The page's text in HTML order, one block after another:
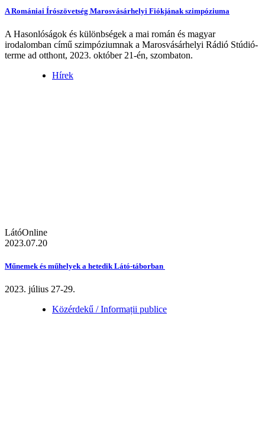
A Romániai Írószövetség Marosvásárhelyi Fiókjának szimpóziuma
A Hasonlóságok és különbségek a mai román és magyar
irodalomban című szimpóziumnak a Marosvásárhelyi Rádió Stúdió-
terme ad otthont, 2023. október 21-én, szombaton.
Hírek
LátóOnline
2023.07.20
Műnemek és műhelyek a hetedik Látó-táborban
2023. július 27-29.
Közérdekű / Informații publice